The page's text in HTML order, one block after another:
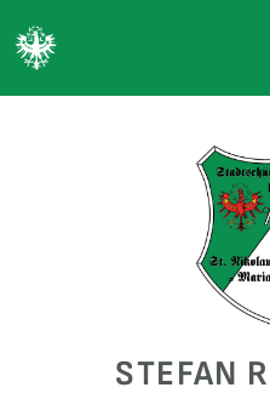
STEFAN